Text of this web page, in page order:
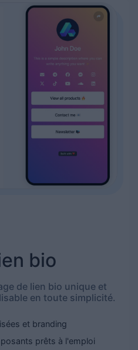
bio
de lien bio unique et
en toute simplicité.
et branding
prêts à l'emploi